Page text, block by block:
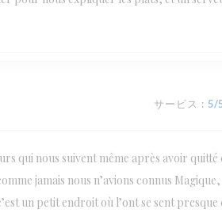
サービス : 5/
qui nous suivent même après avoir
jamais nous n’avions connus
un petit endroit où l’ont se sent